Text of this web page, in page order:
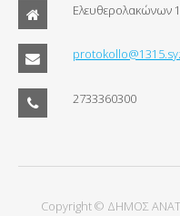
Ελευθερολακώνων
2733360300
Copyright © ΔΗΜΟΣ